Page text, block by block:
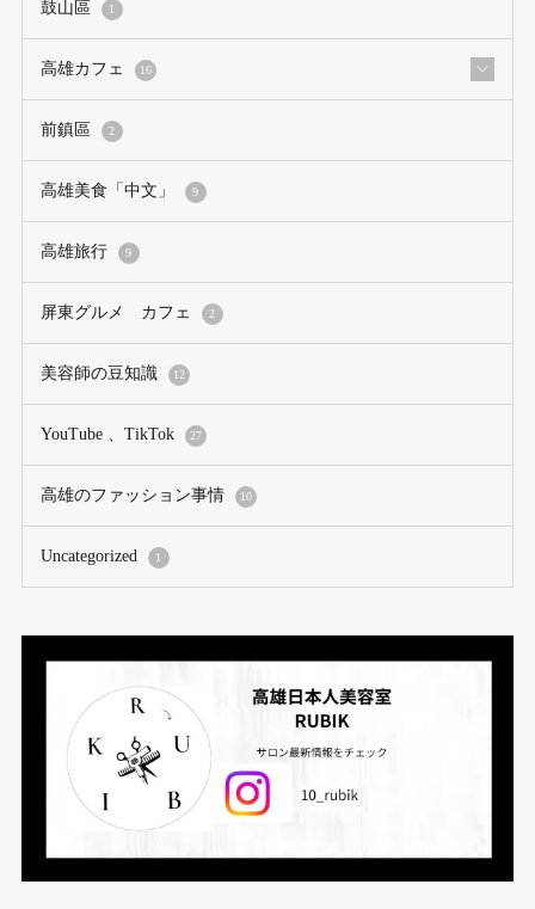
鼓山區 1
高雄カフェ 16
前鎮區 2
高雄美食「中文」 9
高雄旅行 9
屏東グルメ カフェ 2
美容師の豆知識 12
YouTube 、TikTok 27
高雄のファッション事情 10
Uncategorized 1